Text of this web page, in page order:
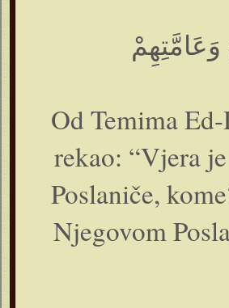
وَعَامَّتِهِمْ
Od Temima
rekao: “Vjera
Poslaniče,
Njegovom